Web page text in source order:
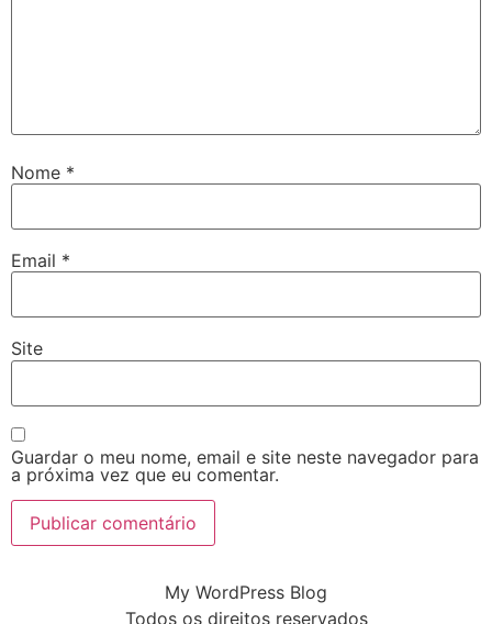
Nome *
Email *
Site
Guardar o meu nome, email e site neste navegador para
a próxima vez que eu comentar.
My WordPress Blog
Todos os direitos reservados